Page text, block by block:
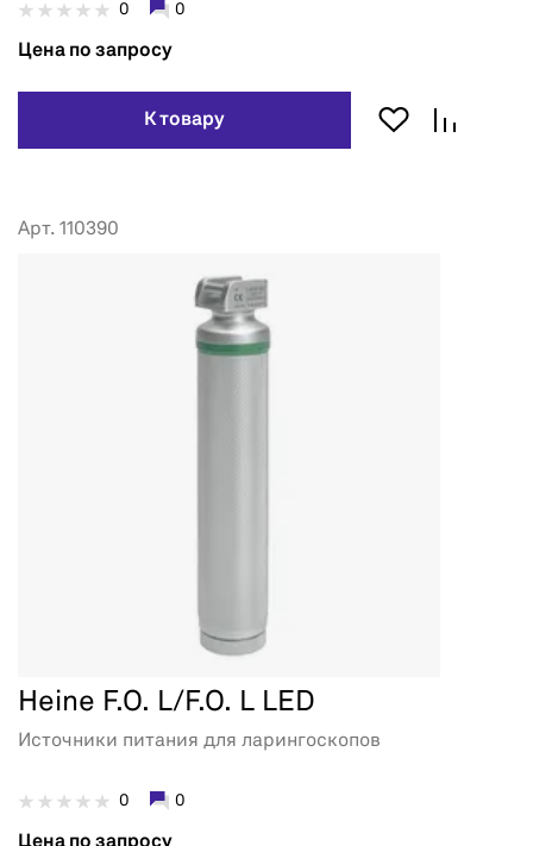
0 0
Цена по запросу
К товару
Арт. 110390
Heine F.O. L/F.O. L LED
Источники питания для ларингоскопов
0 0
Цена по запросу